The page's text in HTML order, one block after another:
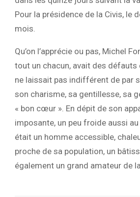
Pour la présidence de la Civis, le
mois.
Qu’on l’apprécie ou pas, Michel
tout un chacun, avait des défauts
ne laissait pas indifférent de par
son charisme, sa gentillesse, sa
« bon cœur ». En dépit de son
imposante, un peu froide aussi
était un homme accessible,
proche de sa population, un
également un grand amateur de